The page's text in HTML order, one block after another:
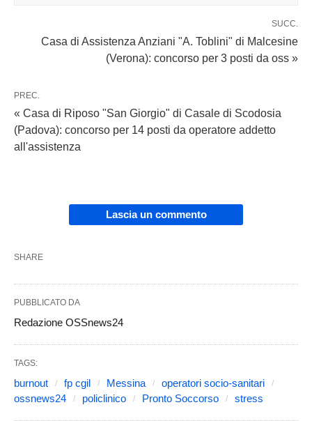
SUCC.
Casa di Assistenza Anziani "A. Toblini" di Malcesine
(Verona): concorso per 3 posti da oss »
PREC.
« Casa di Riposo "San Giorgio" di Casale di Scodosia
(Padova): concorso per 14 posti da operatore addetto
all'assistenza
Lascia un commento
SHARE
PUBBLICATO DA
Redazione OSSnews24
TAGS:
burnout fp cgil Messina
operatori socio-sanitari
ossnews24
policlinico Pronto Soccorso stress